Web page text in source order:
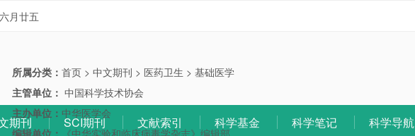
月廿五
期刊 SCI期刊 文献索引 科学基金 科学笔记 科学导航
所属分类：首页 >中文期刊 > 医药卫生 >基础医学
主管单位：中国科学技术协会
主办单位： 中华医学会
编辑单位：
《中华实验和临床病毒学杂志》编辑部